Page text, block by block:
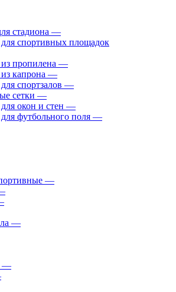
стадиона —
спортивных площадок
пропилена —
капрона —
спортзалов —
сетки —
окон и стен —
футбольного поля —
—
—
—